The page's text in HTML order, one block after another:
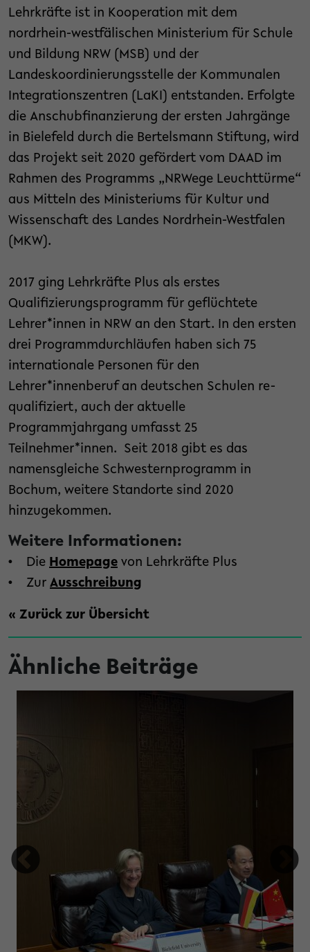
Lehrkräfte ist in Kooperation mit dem
nordrhein-westfälischen Ministerium für Schule
und Bildung NRW (MSB) und der
Landeskoordinierungsstelle der Kommunalen
Integrationszentren (LaKI) entstanden. Erfolgte
die Anschubfinanzierung der ersten Jahrgänge
in Bielefeld durch die Bertelsmann Stiftung, wird
das Projekt seit 2020 gefördert vom DAAD im
Rahmen des Programms „NRWege Leuchttürme“
aus Mitteln des Ministeriums für Kultur und
Wissenschaft des Landes Nordrhein-Westfalen
(MKW).
2017 ging Lehrkräfte Plus als erstes
Qualifizierungsprogramm für geflüchtete
Lehrer*innen in NRW an den Start. In den ersten
drei Programmdurchläufen haben sich 75
internationale Personen für den
Lehrer*innenberuf an deutschen Schulen re-
qualifiziert, auch der aktuelle
Programmjahrgang umfasst 25
Teilnehmer*innen. Seit 2018 gibt es das
namensgleiche Schwesternprogramm in
Bochum, weitere Standorte sind 2020
hinzugekommen.
Weitere Informationen:
• Die Homepage von Lehrkräfte Plus
• Zur Ausschreibung
« Zurück zur Übersicht
Ähnliche Beiträge